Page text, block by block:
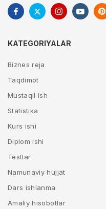
KATEGORIYALAR
Biznes reja
Taqdimot
Mustaqil ish
Statistika
Kurs ishi
Diplom ishi
Testlar
Namunaviy hujjat
Dars ishlanma
Amaliy hisobotlar